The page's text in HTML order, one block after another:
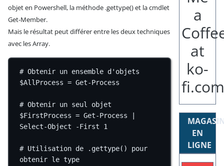
objet en Powershell, la méthode .gettype() et la cmdlet
Get-Member.
Mais le résultat peut différer entre les deux techniques
avec les Array.
# Obtenir un ensemble d'objets
$AllProcess = Get-Process
# Obtenir un seul objet
$FirstProcess = Get-Process
Select-Object
-First 1
# Utilisation de .gettype() pour
obtenir le type
EN
LIGNE